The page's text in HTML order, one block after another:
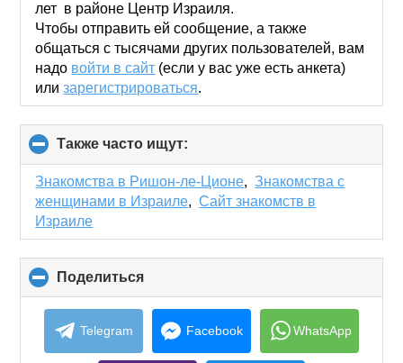
лет в районе Центр Израиля.
Чтобы отправить ей сообщение, а также
общаться с тысячами других пользователей, вам
надо войти в сайт (если у вас уже есть анкета)
илизарегистрироваться.
Также часто ищут:
to
collapse
contents
Знакомства в Ришон-ле-Ционе,Знакомства с
женщинами в Израиле,Сайт знакомств в
Израиле
Поделиться
to
collapse
contents
Telegram Facebook WhatsApp